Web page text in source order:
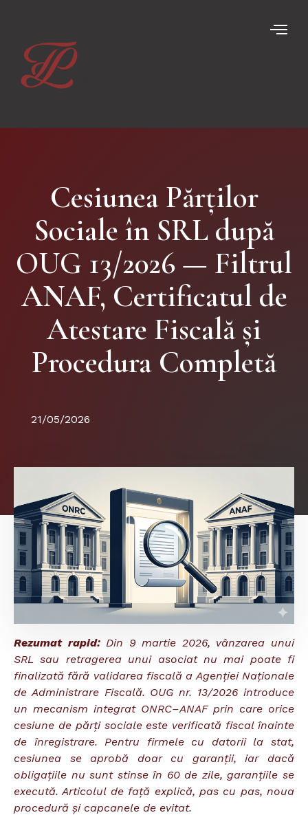
Cesiunea Părților
Sociale în SRL după
OUG 13/2026 — Filtrul
ANAF, Certificatul de
Atestare Fiscală și
Procedura Completă
21/05/2026
Rezumat rapid:Din 9 martie 2026, vânzarea unui
SRL sau retragerea unui asociat nu mai poate fi
finalizată fără validarea fiscală a Agenției Naționale
de Administrare Fiscală. OUG nr. 13/2026 introduce
un mecanism integrat ONRC–ANAF prin care orice
cesiune de părți sociale este verificată fiscal înainte
de înregistrare. Pentru firmele cu datorii la stat,
cesiunea se aprobă doar cu garanții, iar dacă
obligațiile nu sunt stinse în 60 de zile, garanțiile se
execută. Articolul de față explică, pas cu pas, noua
procedură și capcanele de evitat.